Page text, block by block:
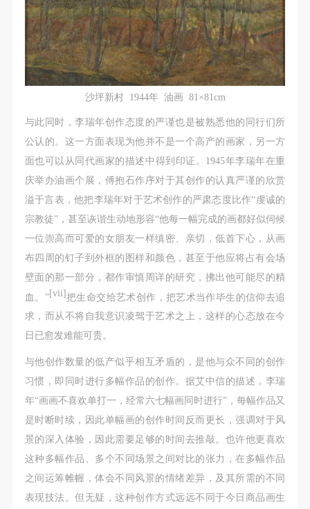
沙坪新村 1944年 油画 81×81cm
与此同时，李瑞年创作态度的严谨也是被熟悉他的同行们所
公认的。这一方面表现为他并不是一个高产的画家，另一方
面也可以从同代画家的描述中得到印证。1945年李瑞年在重
庆举办油画个展，傅抱石作序对于其创作的认真严谨的欣赏
溢于言表，他把李瑞年对于艺术创作的严肃态度比作“虔诚的
宗教徒”，甚至诙谐生动地形容“他每一幅完成的画都好似伺候
一位崇高而可爱的女朋友一样缜密、亲切，低首下心，从画
布四周的钉子到外框的图样和颜色，甚至于他应将占有会场
壁面的那一部分，都作审慎周详的研究，拂出他可能尽的精
血。”[vii]把生命交给艺术创作，把艺术当作毕生的信仰去追
求，而从不将自我意识凌驾于艺术之上，这样的心态放在今
日已愈发难能可贵。
与他创作数量的低产似乎相互矛盾的，是他与众不同的创作
习惯，即同时进行多幅作品的创作。据艾中信的描述，李瑞
年“画画不喜欢单打一，经常六七幅画同时进行”，每幅作品又
是时断时续，因此单幅画的创作时间反而更长，强调对于风
景的深入体验，因此需要足够的时间去推敲。也许他更喜欢
这种多幅作品、多个不同场景之间对比的张力，在多幅作品
之间运筹帷幄，体会不同风景的情绪差异，及其所需的不同
表现技法。但无疑，这种创作方式远远不同于今日商品画生
（3）、使用地域范围
适用地域范围包括国内和国外。
使用肖像的媒介限于不损害甲方肖像权的任何媒介
（如杂志、网络等）。
三、肖像权使用期限
四、许可使用费用
带有甲方肖像作品的拍摄费用由乙方承担。
乙方于拍摄完带有甲方肖像的作品无需支付甲方任何
费用。
附则
（1）、本协议未尽事宜，经双方友好协商后可作为
本协议的补充协议，并不得违反相关法律法规规定。
（2）、本协议自甲乙双方签字（盖章）、勾选之日
起生效。
（3）、本协议包括纸质档和电子档，纸质档—式二
份，甲乙双方各执一份，均具有同等法律效力。
活动参与者意味着接受并承担本协议的全部义务，未
同意者意味着放弃参加此次活动的权利。凡参加这次
活动前，必须事先与自己的家属沟通，取得家属同
意，同时知晓并同意本免责声明。参加者签名/勾选
后，视作其家属也已知晓并同意。
我已认真阅读上述条款，并且同意。
（3）、使用地域范围
适用地域范围包括国内和国外。
使用肖像的媒介限于不损害甲方肖像权的任何媒介
（如杂志、网络等）。
三、肖像权使用期限
四、许可使用费用
带有甲方肖像作品的拍摄费用由乙方承担。
乙方于拍摄完带有甲方肖像的作品无需支付甲方任何
费用。
附则
（1）、本协议未尽事宜，经双方友好协商后可作为
本协议的补充协议，并不得违反相关法律法规规定。
（2）、本协议自甲乙双方签字（盖章）、勾选之日
起生效。
（3）、本协议包括纸质档和电子档，纸质档—式二
份，甲乙双方各执一份，均具有同等法律效力。
活动参与者意味着接受并承担本协议的全部义务，未
同意者意味着放弃参加此次活动的权利。凡参加这次
活动前，必须事先与自己的家属沟通，取得家属同
意，同时知晓并同意本免责声明。参加者签名/勾选
后，视作其家属也已知晓并同意。
我已认真阅读上述条款，并且同意。
（3）、使用地域范围
适用地域范围包括国内和国外。
使用肖像的媒介限于不损害甲方肖像权的任何媒介
（如杂志、网络等）。
三、肖像权使用期限
四、许可使用费用
带有甲方肖像作品的拍摄费用由乙方承担。
乙方于拍摄完带有甲方肖像的作品无需支付甲方任何
费用。
附则
（1）、本协议未尽事宜，经双方友好协商后可作为
本协议的补充协议，并不得违反相关法律法规规定。
（2）、本协议自甲乙双方签字（盖章）、勾选之日
起生效。
（3）、本协议包括纸质档和电子档，纸质档—式二
份，甲乙双方各执一份，均具有同等法律效力。
活动参与者意味着接受并承担本协议的全部义务，未
同意者意味着放弃参加此次活动的权利。凡参加这次
活动前，必须事先与自己的家属沟通，取得家属同
意，同时知晓并同意本免责声明。参加者签名/勾选
后，视作其家属也已知晓并同意。
我已认真阅读上述条款，并且同意。